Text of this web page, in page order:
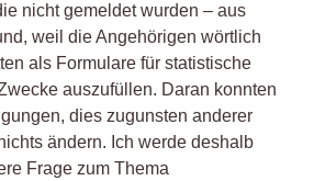
nicht gemeldet wurden – aus
weil die Angehörigen wörtlich
als Formulare für statistische
auszufüllen. Daran konnten
dies zugunsten anderer
ändern. Ich werde deshalb
Frage zum Thema